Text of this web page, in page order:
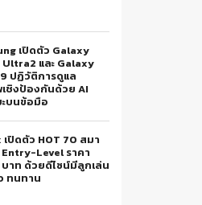
เปิดตัว Galaxy
Ultra2 และ Galaxy
ปฏิวัติการดูแล
ชิงป้องกันด้วย AI
บนข้อมือ
ปิดตัว HOT 70 สมา
Entry-Level ราคา
าท ด้วยดีไซน์มีลูกเล่น
ทนทาน